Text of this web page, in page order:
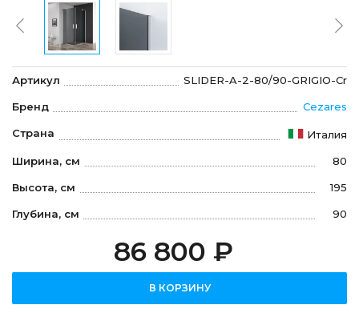
Артикул SLIDER-A-2-80/90-GRIGIO-Cr
Бренд Cezares
Страна Италия
Ширина, см 80
Высота, см 195
Глубина, см 90
86 800 ₽
В КОРЗИНУ